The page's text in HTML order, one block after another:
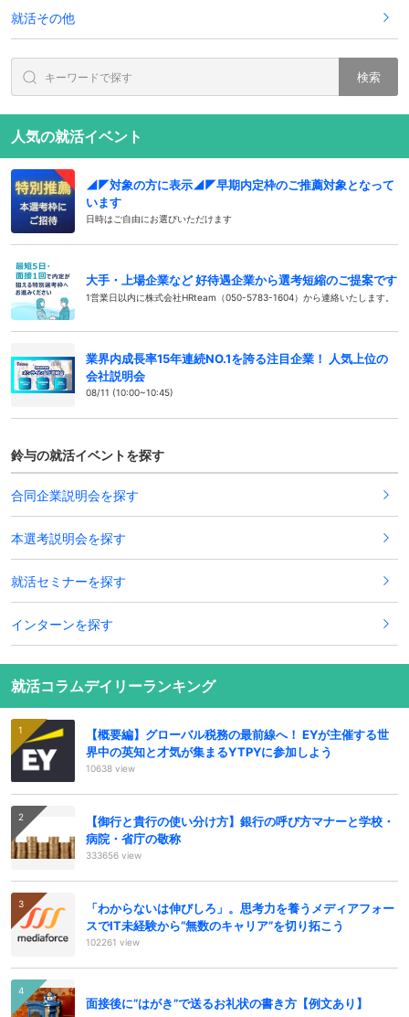
就活その他
検索
人気の就活イベント
◢◤対象の方に表示◢◤早期内定枠のご推薦対象となって
います
日時はご自由にお選びいただけます
大手・上場企業など 好待遇企業から選考短縮のご提案です
1営業日以内に株式会社HRteam（050-5783-1604）から連絡いたします。
業界内成長率15年連続NO.1を誇る注目企業！ 人気上位の
会社説明会
08/11 (10:00~10:45)
鈴与の就活イベントを探す
合同企業説明会を探す
本選考説明会を探す
就活セミナーを探す
インターンを探す
就活コラムデイリーランキング
【概要編】グローバル税務の最前線へ！ EYが主催する世
界中の英知と才気が集まるYTPYに参加しよう
10638 view
【御行と貴行の使い分け方】銀行の呼び方マナーと学校・
病院・省庁の敬称
333656 view
「わからないは伸びしろ」。思考力を養うメディアフォー
スでIT未経験から“無数のキャリア”を切り拓こう
102261 view
面接後に”はがき”で送るお礼状の書き方【例文あり】